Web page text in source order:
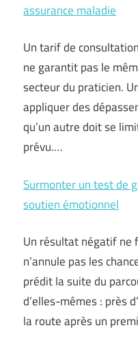
assurance maladie
Un tarif de
ne garantit pas le
secteur du praticien.
appliquer des
qu’un autre doit se
prévu.…
Surmonter un test de
soutien émotionnel
Un résultat négatif ne
n’annule pas les
prédit la suite du
d’elles-mêmes : près
la route après un